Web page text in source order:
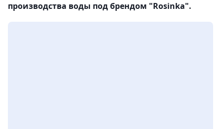
производства воды под брендом "Rosinka".